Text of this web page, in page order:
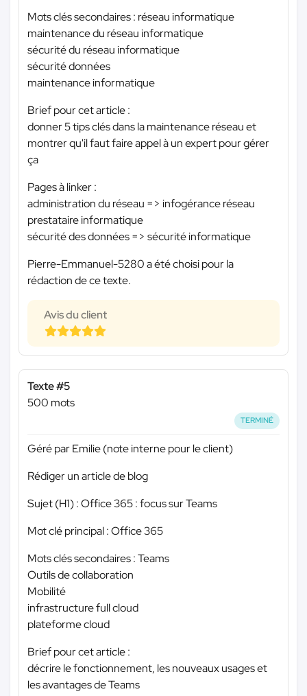
Mots clés secondaires : réseau informatique
maintenance du réseau informatique
sécurité du réseau informatique
sécurité données
maintenance informatique
Brief pour cet article :
donner 5 tips clés dans la maintenance réseau et
montrer qu'il faut faire appel à un expert pour gérer
ça
Pages à linker :
administration du réseau => infogérance réseau
prestataire informatique
sécurité des données => sécurité informatique
Pierre-Emmanuel-5280 a été choisi pour la
rédaction de ce texte.
Avis du client
Texte #5
500 mots
TERMINÉ
Géré par Emilie (note interne pour le client)
Rédiger un article de blog
Sujet (H1) : Office 365 : focus sur Teams
Mot clé principal : Office 365
Mots clés secondaires : Teams
Outils de collaboration
Mobilité
infrastructure full cloud
plateforme cloud
Brief pour cet article :
décrire le fonctionnement, les nouveaux usages et
les avantages de Teams